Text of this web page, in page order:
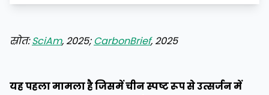
स्रोत: SciAm, 2025; CarbonBrief, 2025
यह पहला मामला है जिसमें चीन स्पष्ट रूप से उत्सर्जन में